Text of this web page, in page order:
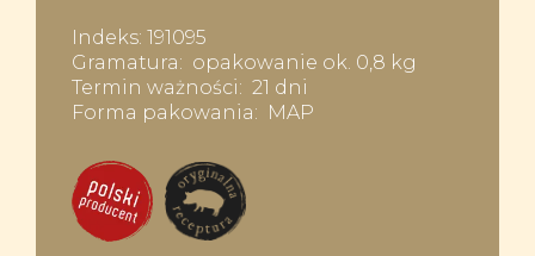
Indeks: 191095
Gramatura: opakowanie ok. 0,8 kg
Termin ważności: 21 dni
Forma pakowania: MAP